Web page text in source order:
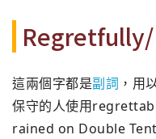
這兩個字都是副詞 ，用
保守的人使用
rained on Double